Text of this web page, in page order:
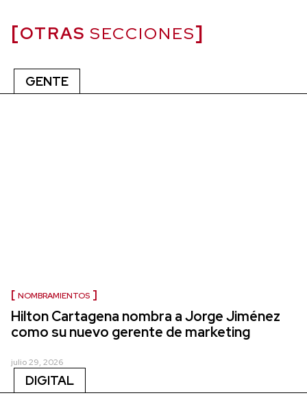
OTRAS SECCIONES
GENTE
NOMBRAMIENTOS
Hilton Cartagena nombra a Jorge Jiménez
como su nuevo gerente de marketing
julio 29, 2026
DIGITAL